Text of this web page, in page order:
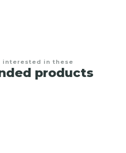
interested in these
products